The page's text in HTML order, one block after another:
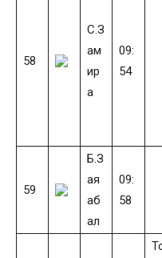
58
С.З
ам
ир
а
09:
54
59
Б.З
ая
аб
ал
09:
58